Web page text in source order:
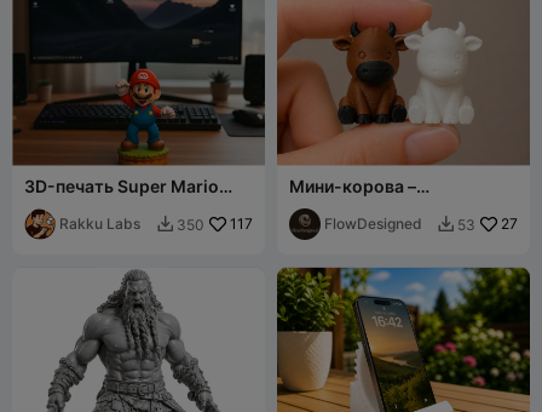
3D-печать Super Mario
Game – Знаковая поза
Rakku Labs  350 117
Мини-корова –
Ультрадетализированная
FlowDesigned  53 27